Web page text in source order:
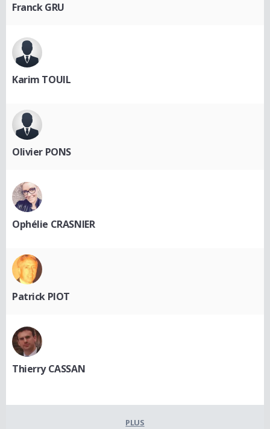
Franck GRU
Karim TOUIL
Olivier PONS
Ophélie CRASNIER
Patrick PIOT
Thierry CASSAN
PLUS